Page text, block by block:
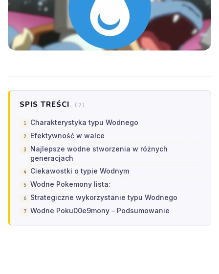
SPIS TREŚCI (7)
Charakterystyka typu Wodnego
Efektywność w walce
Najlepsze wodne stworzenia w różnych
generacjach
Ciekawostki o typie Wodnym
Wodne Pokemony lista:
Strategiczne wykorzystanie typu Wodnego
Wodne Poku00e9mony – Podsumowanie